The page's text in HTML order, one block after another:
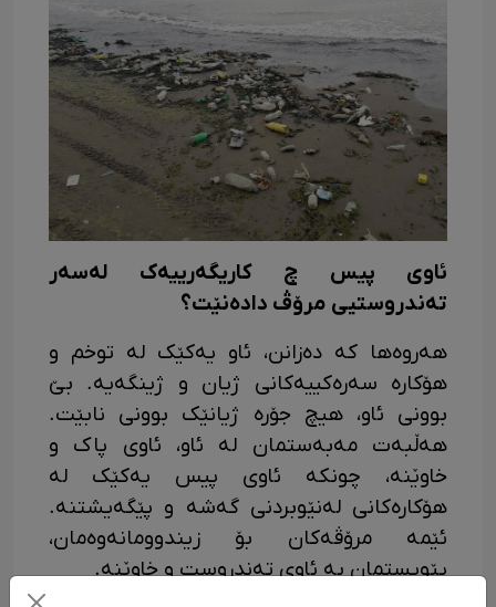
ئاوی پیس چ کاریگەرییەک لەسەر
تەندروستیی مرۆڤ دادەنێت؟
هەروەها کە دەزانن، ئاو یەکێک لە توخم و
هۆکارە سەرەکییەکانی ژیان و ژینگەیە. بێ
بوونی ئاو، هیچ جۆرە ژیانێک بوونی نابێت.
هەڵبەت مەبەستمان لە ئاو، ئاوی پاک و
خاوێنە، چونکە ئاوی پیس یەکێک لە
هۆکارەکانی لەنێوبردنی گەشە و پێگەیشتنە.
ئێمە مرۆڤەکان بۆ زیندوومانەوەمان،
پێویستمان بە ئاوی تەندروست و خاوێنە.